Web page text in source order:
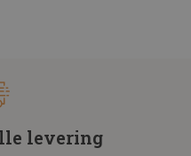
levering